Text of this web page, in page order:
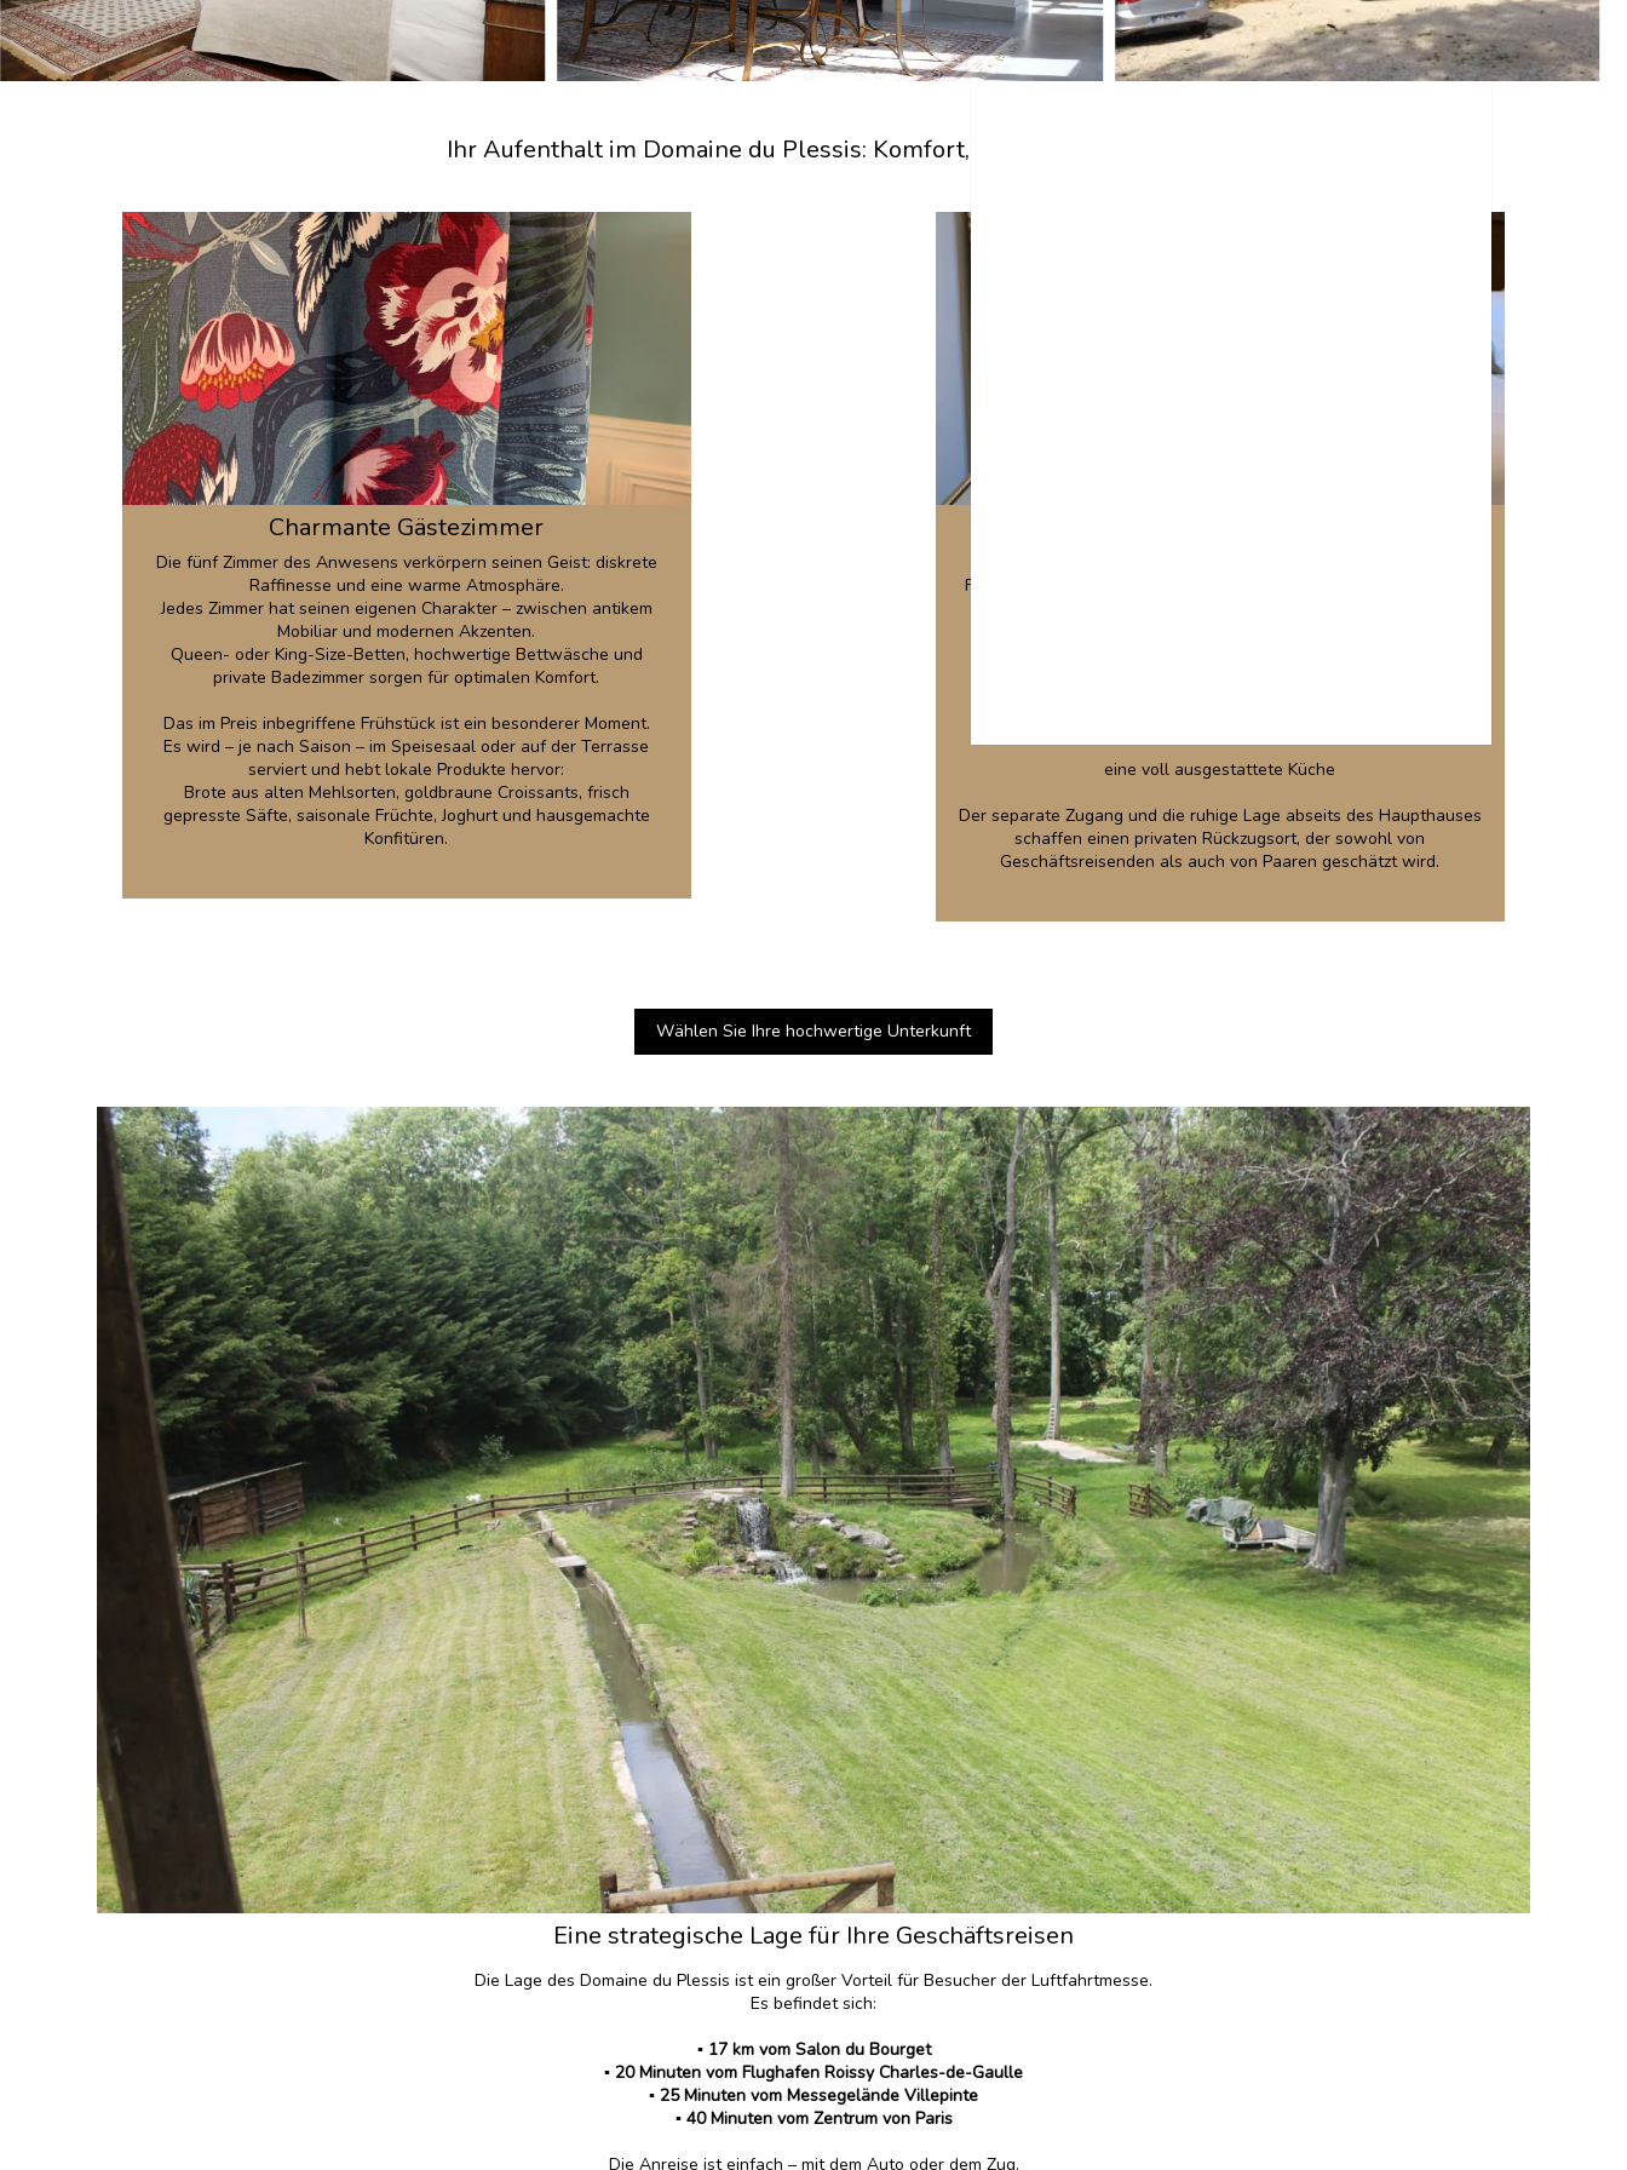
Ihr Aufenthalt im Domaine du Plessis: Komfort, Eleganz und Natur
Charmante Gästezimmer
Die fünf Zimmer des Anwesens verkörpern seinen Geist: diskrete
Raffinesse und eine warme Atmosphäre.
Jedes Zimmer hat seinen eigenen Charakter – zwischen antikem
Mobiliar und modernen Akzenten.
Queen- oder King-Size-Betten, hochwertige Bettwäsche und
private Badezimmer sorgen für optimalen Komfort.
Das im Preis inbegriffene Frühstück ist ein besonderer Moment.
Es wird – je nach Saison – im Speisesaal oder auf der Terrasse
serviert und hebt lokale Produkte hervor:
Brote aus alten Mehlsorten, goldbraune Croissants, frisch
gepresste Säfte, saisonale Früchte, Joghurt und hausgemachte
Konfitüren.
Fachbesuchern – ist das unabhängige 75 m² große Ferienhaus „Le
eine voll ausgestattete Küche
Der separate Zugang und die ruhige Lage abseits des Haupthauses
schaffen einen privaten Rückzugsort, der sowohl von
Geschäftsreisenden als auch von Paaren geschätzt wird.
Wählen Sie Ihre hochwertige Unterkunft
Eine strategische Lage für Ihre Geschäftsreisen
Die Lage des Domaine du Plessis ist ein großer Vorteil für Besucher der Luftfahrtmesse.
Es befindet sich:
▪️ 17 km vom Salon du Bourget
▪️ 20 Minuten vom Flughafen Roissy Charles-de-Gaulle
▪️ 25 Minuten vom Messegelände Villepinte
▪️ 40 Minuten vom Zentrum von Paris
Die Anreise ist einfach – mit dem Auto oder dem Zug.